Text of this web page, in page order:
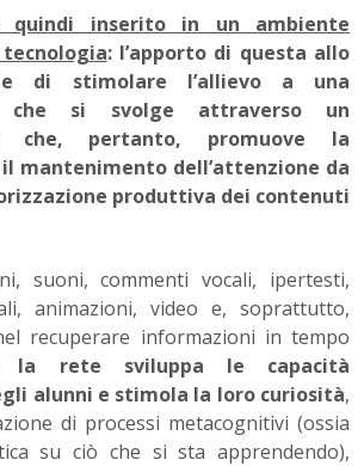
quindi inserito in un ambiente
: l’apporto di questa allo
di stimolare l’allievo a una
che si svolge attraverso un
che, pertanto, promuove la
mantenimento dell’attenzione da
produttiva dei contenuti
suoni, commenti vocali, ipertesti,
animazioni, video e, soprattutto,
recuperare informazioni in tempo
la rete sviluppa le capacità
alunni e stimola la loro curiosità,
di processi metacognitivi (ossia
su ciò che si sta apprendendo),